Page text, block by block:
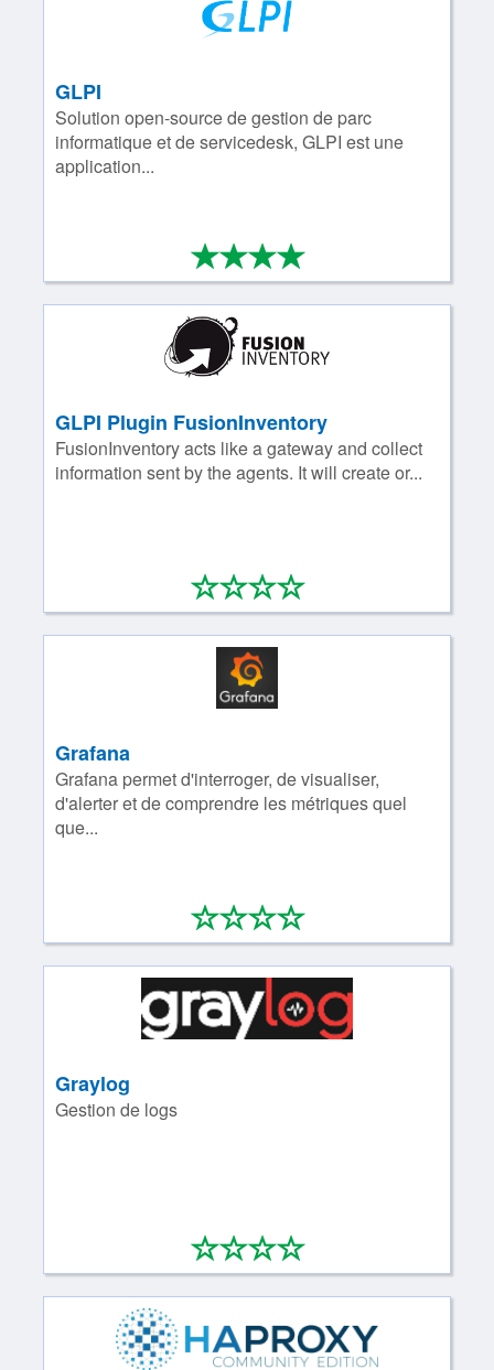
GLPI
Solution open-­source de gestion de parc
informatique et de servicedesk, GLPI est une
application...
****
4/4
GLPI Plugin FusionInventory
FusionInventory acts like a gateway and collect
information sent by the agents. It will create or...
****
0/4
Grafana
Grafana permet d'interroger, de visualiser,
d'alerter et de comprendre les métriques quel
que...
****
0/4
Graylog
Gestion de logs
****
0/4